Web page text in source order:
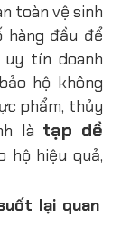
toàn vệ sinh
hàng đầu để
tín doanh
hộ không
phẩm, thủy
là tạp dề
hộ hiệu quả,
lại quan